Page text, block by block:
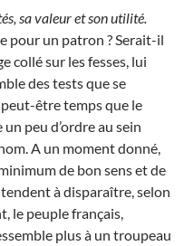
sa valeur et son utilité.
pour un patron ? Serait-il
collé sur les fesses, lui
des tests que se
être temps que le
peu d’ordre au sein
A un moment donné,
de bon sens et de
à disparaître, selon
le peuple français,
plus à un troupeau